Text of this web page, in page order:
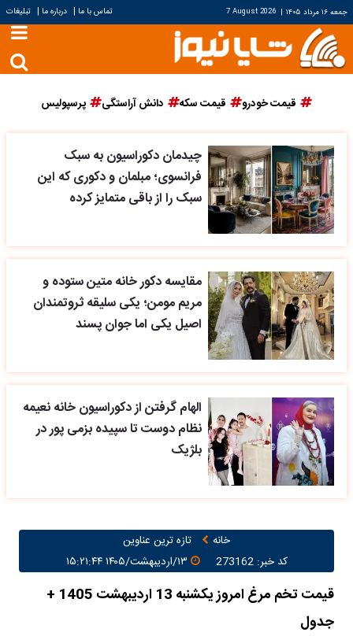
جمعه ۱۶ مرداد ۱۴۰۵ |
7 August 2026 تماس با ما | درباره ما | تبلیغات
قیمت خودرو قیمت سکه دانش آراستگی پرسپولیس
چیدمان دکوراسیون به سبک
فرانسوی؛ مبلمان و دکوری که این
سبک را از باقی متمایز کرده
مقایسه دکور خانه متین ستوده و
مریم مومن؛ یکی سلیقه ثروتمندان
اصیل یکی اما جوان پسند
الهام گرفتن از دکوراسیون خانه نعیمه
نظام دوست تا سپیده بزمی پور در
بلژیک
خانه
تازه ترین عناوین
کد خبر: 273162
قیمت تخم مرغ امروز یکشنبه 13 اردیبهشت 1405 +
جدول